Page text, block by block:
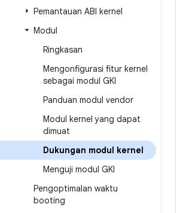
Pemantauan ABI kernel
Modul
Ringkasan
Mengonfigurasi fitur kernel
sebagai modul GKI
Panduan modul vendor
Modul kernel yang dapat
dimuat
Dukungan modul kernel
Menguji modul GKI
Pengoptimalan waktu
booting